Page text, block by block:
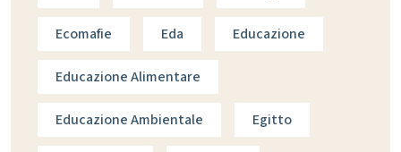
Ecomafie Eda Educazione
Educazione Alimentare
Educazione Ambientale Egitto